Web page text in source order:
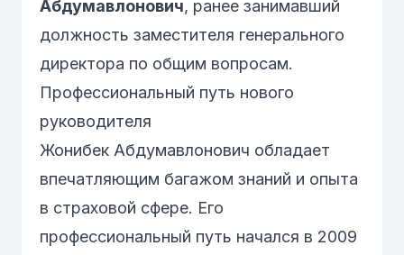
Абдумавлонович, ранее занимавший
должность заместителя генерального
директора по общим вопросам.
Профессиональный путь нового
руководителя
Жонибек Абдумавлонович обладает
впечатляющим багажом знаний и опыта
в страховой сфере. Его
профессиональный путь начался в 2009